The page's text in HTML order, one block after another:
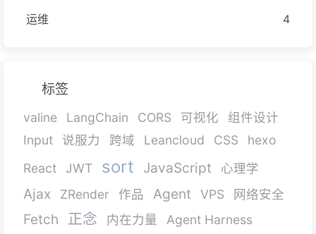
运维
4
标签
valine LangChain CORS 可视化
组件设计
Input
说服力 跨域 Leancloud CSS
hexo
React
JWT sort JavaScript 心理学
Ajax ZRender 作品 Agent VPS 网络安全
Fetch 正念 内在力量
Agent Harness